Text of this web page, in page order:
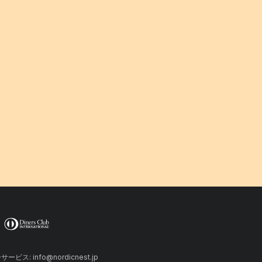
ービス: info@nordicnest.jp